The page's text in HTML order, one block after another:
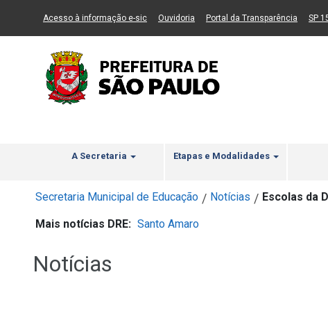
Ir ao Conteúdo Ir para menu principal 2 Ir para busca Ir
Acesso à informação e-sic(Link para um novo sítio)
Ouvidoria (Link para um novo sítio)
Portal da Transparência (Link
SP
A Secretaria Etapas e Modalidades
Secretaria Municipal de Educação / Notícias / Escolas da
Mais notícias DRE: Santo Amaro
Notícias